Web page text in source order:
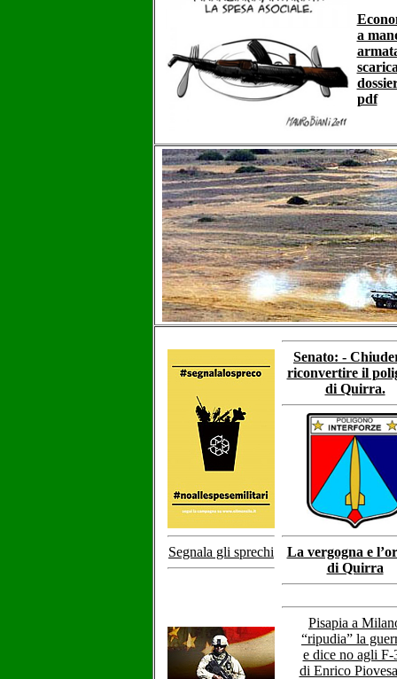
a
pdf
Segnala gli sprechi
Senato: -
riconvertire il
di Quirra.
La vergogna e
di Quirra
Pisapia a
“ripudia” la
e dice no agli F-
di Enrico